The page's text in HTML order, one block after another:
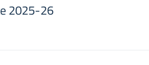
2025-26